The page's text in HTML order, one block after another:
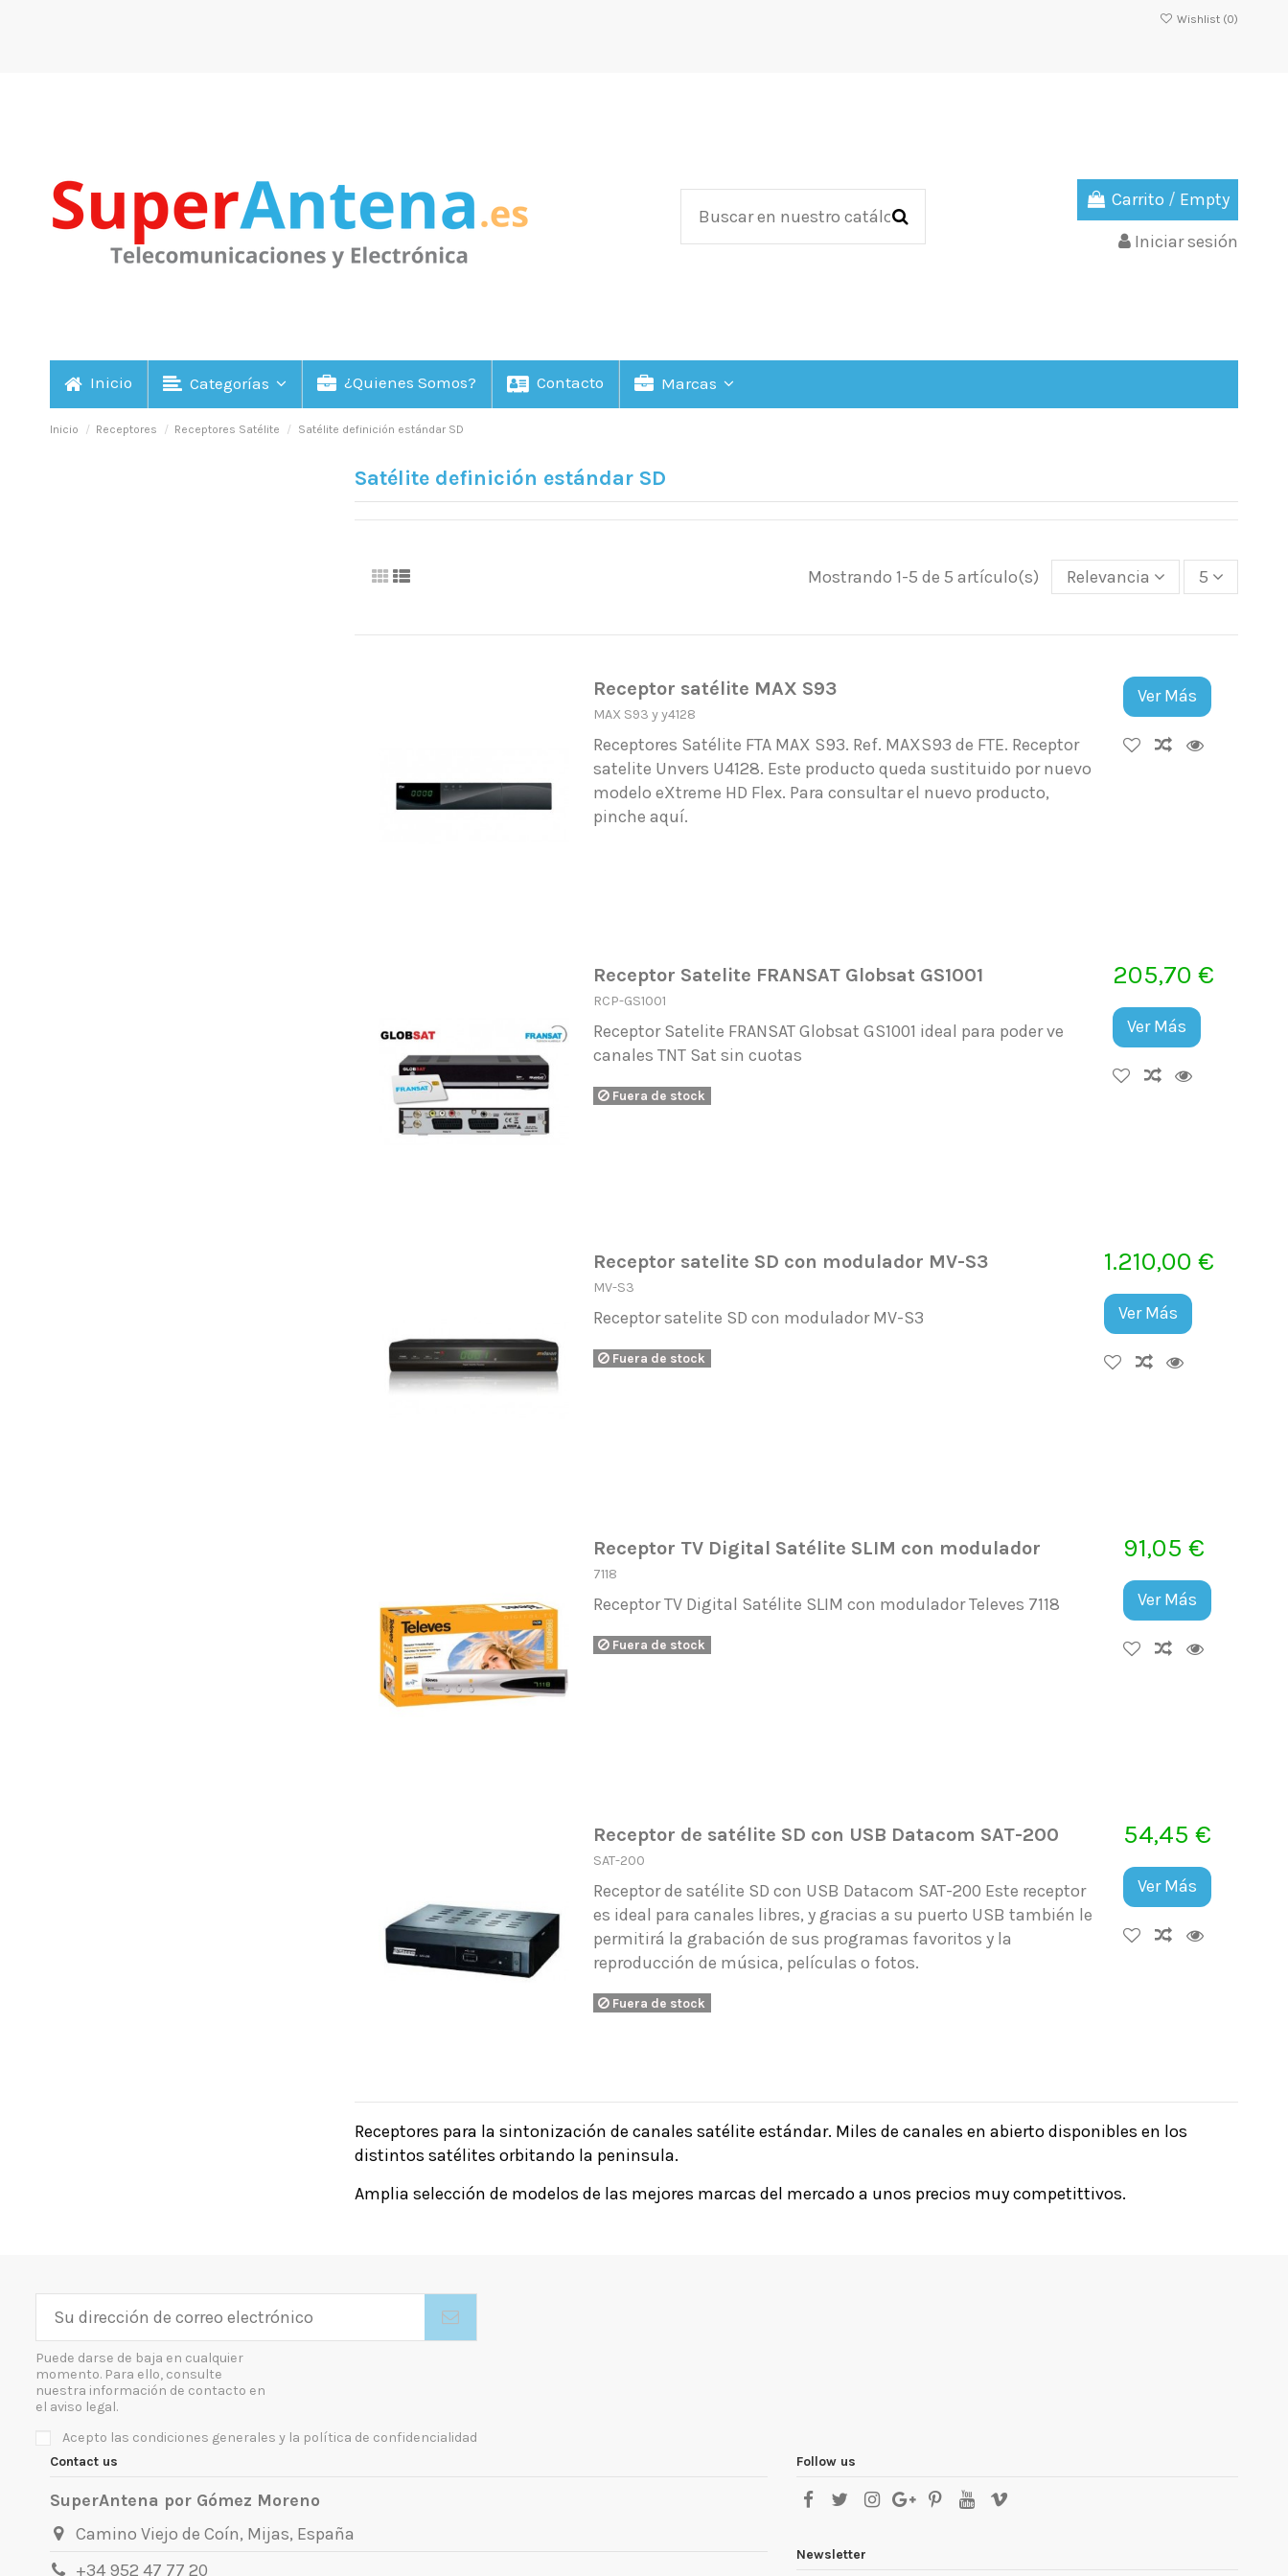
Wishlist (0)
Carrito / Empty
Iniciar sesión
Inicio Categorías ¿Quienes Somos? Contacto Marcas
Inicio Receptores Receptores Satélite Satélite definición estándar SD
Satélite definición estándar SD
Mostrando 1-5 de 5 artículo(s) Relevancia 5
Receptor satélite MAX S93
MAX S93 y y4128
Receptores Satélite FTA MAX S93. Ref. MAXS93 de FTE. Receptor
satelite Unvers U4128. Este producto queda sustituido por nuevo
modelo eXtreme HD Flex. Para consultar el nuevo producto,
pinche aquí.
Ver Más
Receptor Satelite FRANSAT Globsat GS1001
RCP-GS1001
Receptor Satelite FRANSAT Globsat GS1001 ideal para poder ve
canales TNT Sat sin cuotas
Fuera de stock
205,70 €
Ver Más
Receptor satelite SD con modulador MV-S3
MV-S3
Receptor satelite SD con modulador MV-S3
Fuera de stock
1.210,00 €
Ver Más
Receptor TV Digital Satélite SLIM con modulador
7118
Receptor TV Digital Satélite SLIM con modulador Televes 7118
Fuera de stock
91,05 €
Ver Más
Receptor de satélite SD con USB Datacom SAT-200
SAT-200
Receptor de satélite SD con USB Datacom SAT-200 Este receptor
es ideal para canales libres, y gracias a su puerto USB también le
permitirá la grabación de sus programas favoritos y la
reproducción de música, películas o fotos.
Fuera de stock
54,45 €
Ver Más
Receptores para la sintonización de canales satélite estándar. Miles de canales en abierto disponibles en los
distintos satélites orbitando la peninsula.
Amplia selección de modelos de las mejores marcas del mercado a unos precios muy competittivos.
Puede darse de baja en cualquier
momento. Para ello, consulte
nuestra información de contacto en
el aviso legal.
Acepto las condiciones generales y la política de confidencialidad
Contact us
SuperAntena por Gómez Moreno
Camino Viejo de Coín, Mijas, España
+34 952 47 77 20
Follow us
Newsletter